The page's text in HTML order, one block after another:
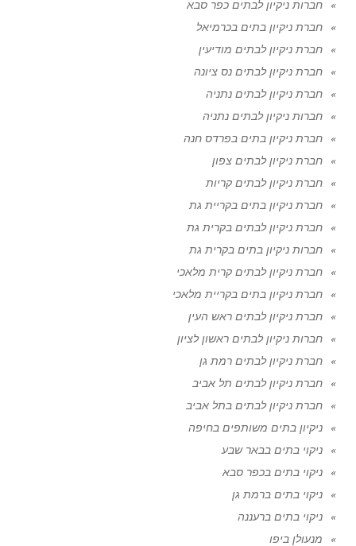
חברות ניקיון לבתים כפר סבא
חברת ניקיון בתים בכרמיאל
חברת ניקיון לבתים מודיעין
חברת ניקיון לבתים נס ציונה
חברת ניקיון לבתים נתניה
חברות ניקיון לבתים נתניה
חברת ניקיון בתים בפרדס חנה
חברת ניקיון לבתים צפון
חברת ניקיון לבתים קריות
חברת ניקיון בתים בקריית גת
חברת ניקיון לבתים בקרית גת
חברות ניקיון בתים בקרית גת
חברת ניקיון לבתים קרית מלאכי
חברת ניקיון בתים בקריית מלאכי
חברת ניקיון לבתים ראש העין
חברות ניקיון לבתים ראשון לציון
חברת ניקיון לבתים רמת גן
חברת ניקיון לבתים תל אביב
חברת ניקיון לבתים בתל אביב
ניקיון בתים משותפים בחיפה
ניקוי בתים בבאר שבע
ניקוי בתים בכפר סבא
ניקוי בתים ברמת גן
ניקוי בתים ברעננה
מנעולן ביפו